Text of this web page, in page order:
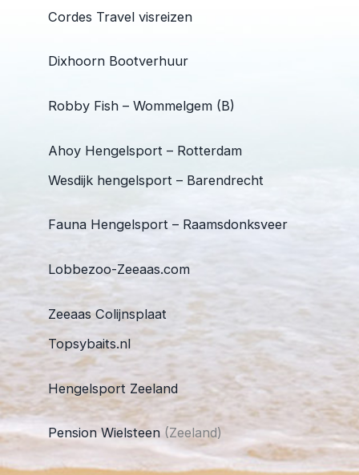
Cordes Travel visreizen
Dixhoorn Bootverhuur
Robby Fish – Wommelgem (B)
Ahoy Hengelsport – Rotterdam
Wesdijk hengelsport – Barendrecht
Fauna Hengelsport – Raamsdonksveer
Lobbezoo-Zeeaas.com
Zeeaas Colijnsplaat
Topsybaits.nl
Hengelsport Zeeland
Pension Wielsteen (Zeeland)